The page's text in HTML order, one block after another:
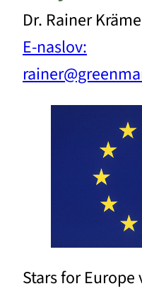
Dr. Rainer
E-naslov:
Stars for